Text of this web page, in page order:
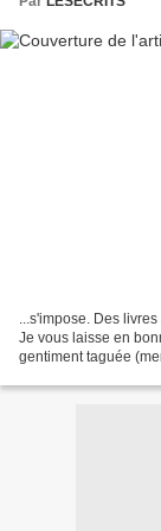
...s'impose. Des
Je vous laisse en
gentiment taguée